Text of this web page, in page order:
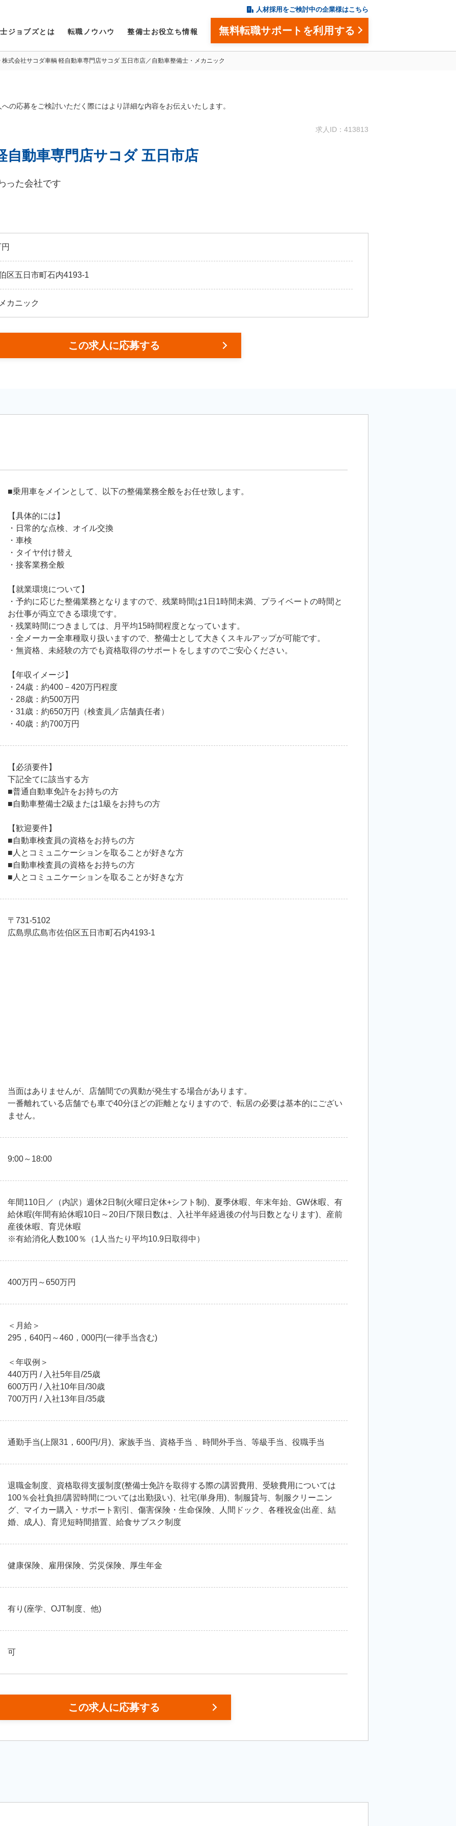
人材採用をご検討中の企業様はこちら
ジョブズとは 転職ノウハウ 整備士お役立ち情報 無料転職サポートを利用する
株式会社サコダ車輌 軽自動車専門店サコダ 五日市店／自動車整備士・メカニック
の応募をご検討いただく際にはより詳細な内容をお伝えいたします。
求人ID：413813
自動車専門店サコダ 五日市店
った会社です
区五日市町石内4193-1
カニック
この求人に応募する
■乗用車をメインとして、以下の整備業務全般をお任せ致します。
【具体的には】
・日常的な点検、オイル交換
・車検
・タイヤ付け替え
・接客業務全般
【就業環境について】
・予約に応じた整備業務となりますので、残業時間は1日1時間未満、プライベートの時間と
お仕事が両立できる環境です。
・残業時間につきましては、月平均15時間程度となっています。
・全メーカー全車種取り扱いますので、整備士として大きくスキルアップが可能です。
・無資格、未経験の方でも資格取得のサポートをしますのでご安心ください。
【年収イメージ】
・24歳：約400－420万円程度
・28歳：約500万円
・31歳：約650万円（検査員／店舗責任者）
・40歳：約700万円
【必須要件】
下記全てに該当する方
■普通自動車免許をお持ちの方
■自動車整備士2級または1級をお持ちの方
【歓迎要件】
■自動車検査員の資格をお持ちの方
■人とコミュニケーションを取ることが好きな方
■自動車検査員の資格をお持ちの方
■人とコミュニケーションを取ることが好きな方
〒731-5102
広島県広島市佐伯区五日市町石内4193-1
当面はありませんが、店舗間での異動が発生する場合があります。
一番離れている店舗でも車で40分ほどの距離となりますので、転居の必要は基本的にござい
ません。
9:00～18:00
年間110日／（内訳）週休2日制(火曜日定休+シフト制)、夏季休暇、年末年始、GW休暇、有
給休暇(年間有給休暇10日～20日/下限日数は、入社半年経過後の付与日数となります)、産前
産後休暇、育児休暇
※有給消化人数100％（1人当たり平均10.9日取得中）
400万円～650万円
＜月給＞
295，640円～460，000円(一律手当含む)
＜年収例＞
440万円 / 入社5年目/25歳
600万円 / 入社10年目/30歳
700万円 / 入社13年目/35歳
通勤手当(上限31，600円/月)、家族手当、資格手当 、時間外手当、等級手当、役職手当
退職金制度、資格取得支援制度(整備士免許を取得する際の講習費用、受験費用については
100％会社負担/講習時間については出勤扱い)、社宅(単身用)、制服貸与、制服クリーニン
グ、マイカー購入・サポート割引、傷害保険・生命保険、人間ドック、各種祝金(出産、結
婚、成人)、育児短時間措置、給食サブスク制度
健康保険、雇用保険、労災保険、厚生年金
有り(座学、OJT制度、他)
可
この求人に応募する